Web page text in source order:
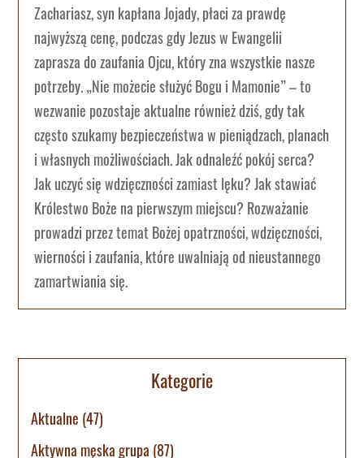
Zachariasz, syn kapłana Jojady, płaci za prawdę
najwyższą cenę, podczas gdy Jezus w Ewangelii
zaprasza do zaufania Ojcu, który zna wszystkie nasze
potrzeby. „Nie możecie służyć Bogu i Mamonie” – to
wezwanie pozostaje aktualne również dziś, gdy tak
często szukamy bezpieczeństwa w pieniądzach, planach
i własnych możliwościach. Jak odnaleźć pokój serca?
Jak uczyć się wdzięczności zamiast lęku? Jak stawiać
Królestwo Boże na pierwszym miejscu? Rozważanie
prowadzi przez temat Bożej opatrzności, wdzięczności,
wierności i zaufania, które uwalniają od nieustannego
zamartwiania się.
Kategorie
Aktualne (47)
Aktywna męska grupa (87)